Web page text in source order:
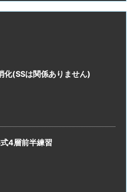
化(SSは関係ありません)
4層前半練習